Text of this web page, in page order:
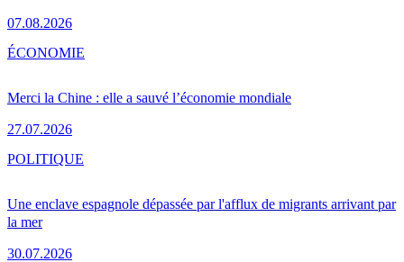
07.08.2026
Merci la Chine : elle a sauvé l’économie mondiale
27.07.2026
ÉCONOMIE
Une enclave espagnole dépassée par l'afflux de migrants arrivant par
la mer
30.07.2026
POLITIQUE